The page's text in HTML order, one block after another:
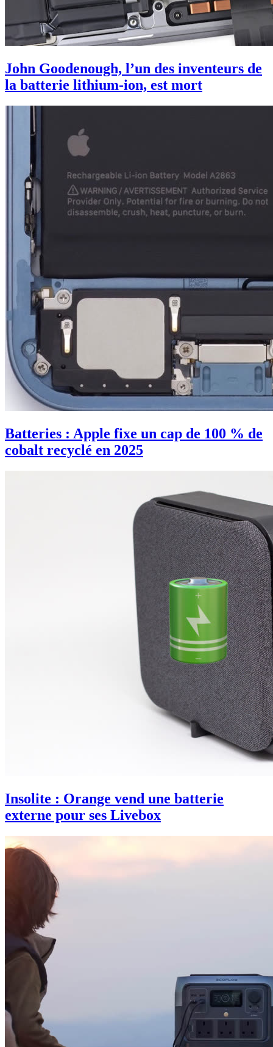
John Goodenough, l’un des inventeurs de
la batterie lithium-ion, est mort
Batteries : Apple fixe un cap de 100 % de
cobalt recyclé en 2025
Insolite : Orange vend une batterie
externe pour ses Livebox